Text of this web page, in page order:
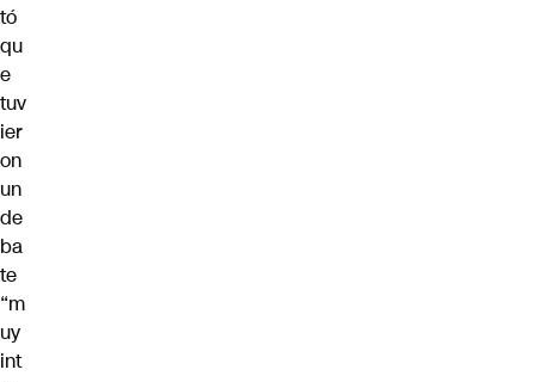
tó
qu
e
tuv
ier
on
un
de
ba
te
“m
uy
int